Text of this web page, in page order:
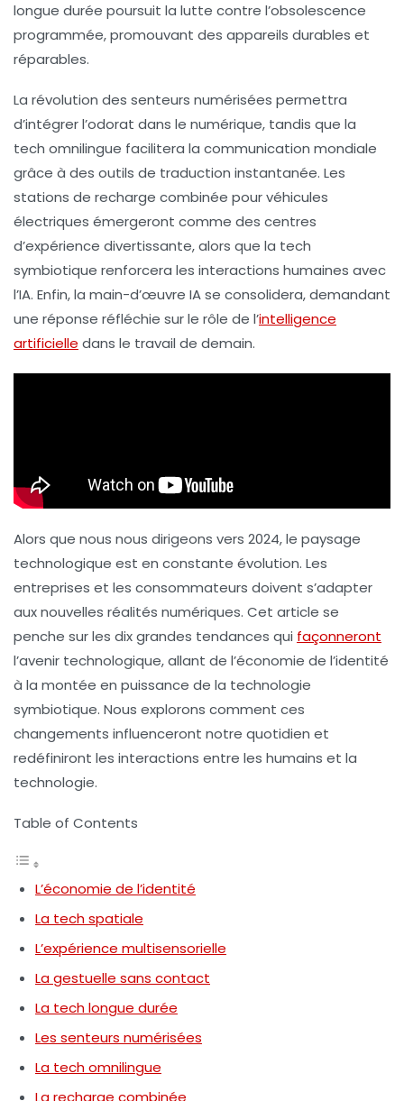
longue durée poursuit la lutte contre l’obsolescence
programmée, promouvant des appareils durables et
réparables.
La révolution des senteurs numérisées permettra
d’intégrer l’odorat dans le numérique, tandis que la
tech omnilingue facilitera la communication mondiale
grâce à des outils de traduction instantanée. Les
stations de recharge combinée pour véhicules
électriques émergeront comme des centres
d’expérience divertissante, alors que la tech
symbiotique renforcera les interactions humaines avec
l’IA. Enfin, la main-d’œuvre IAse consolidera, demandant
une réponse réfléchie sur le rôle de l’intelligence
artificielle dans le travail de demain.
Alors que nous nous dirigeons vers 2024, le paysage
technologique est en constante évolution. Les
entreprises et les consommateurs doivent s’adapter
aux nouvelles réalités numériques. Cet article se
penche sur les dix grandes tendances qui façonneront
l’avenir technologique, allant de l’économie de l’identité
à la montée en puissance de la technologie
symbiotique. Nous explorons comment ces
changements influenceront notre quotidien et
redéfiniront les interactions entre les humains et la
technologie.
Table of Contents
L’économie de l’identité
La tech spatiale
L’expérience multisensorielle
La gestuelle sans contact
La tech longue durée
Les senteurs numérisées
La tech omnilingue